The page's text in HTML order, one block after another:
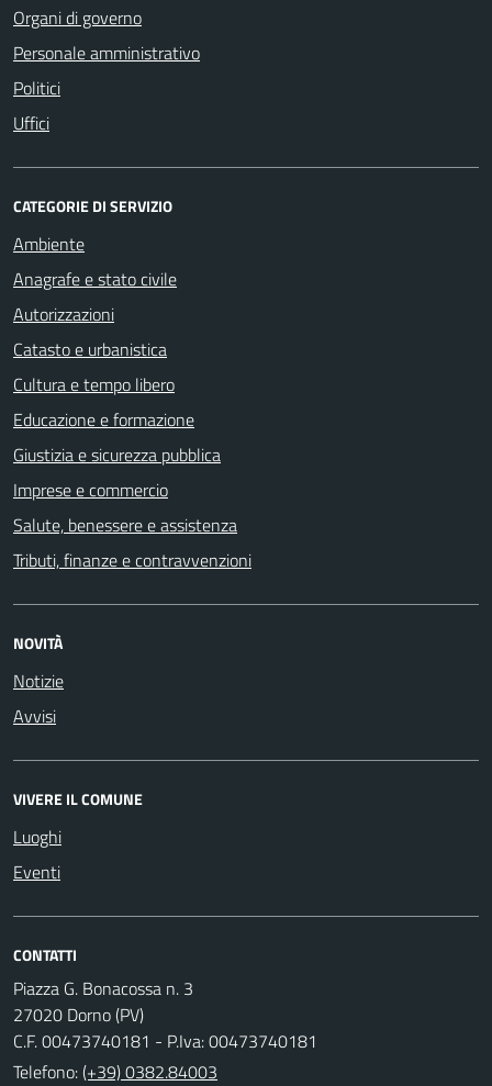
Organi di governo
Personale amministrativo
Politici
Uffici
CATEGORIE DI SERVIZIO
Ambiente
Anagrafe e stato civile
Autorizzazioni
Catasto e urbanistica
Cultura e tempo libero
Educazione e formazione
Giustizia e sicurezza pubblica
Imprese e commercio
Salute, benessere e assistenza
Tributi, finanze e contravvenzioni
NOVITÀ
Notizie
Avvisi
VIVERE IL COMUNE
Luoghi
Eventi
CONTATTI
Piazza G. Bonacossa n. 3
27020 Dorno (PV)
C.F. 00473740181 - P.Iva: 00473740181
Telefono:(+39) 0382.84003